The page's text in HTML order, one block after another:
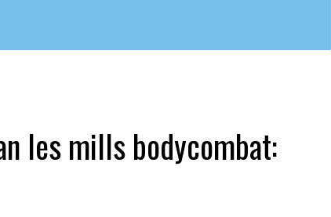
les mills bodycombat: